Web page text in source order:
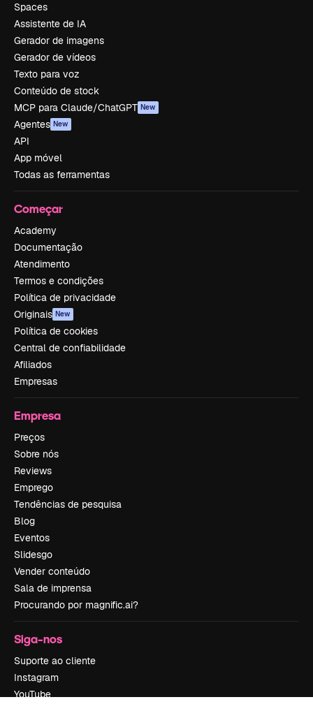
Spaces
Assistente de IA
Gerador de imagens
Gerador de vídeos
Texto para voz
Conteúdo de stock
MCP para Claude/ChatGPT New
Agentes New
API
App móvel
Todas as ferramentas
Começar
Academy
Documentação
Atendimento
Termos e condições
Política de privacidade
Originais New
Política de cookies
Central de confiabilidade
Afiliados
Empresas
Empresa
Preços
Sobre nós
Reviews
Emprego
Tendências de pesquisa
Blog
Eventos
Slidesgo
Vender conteúdo
Sala de imprensa
Procurando por magnific.ai?
Siga-nos
Suporte ao cliente
Instagram
YouTube